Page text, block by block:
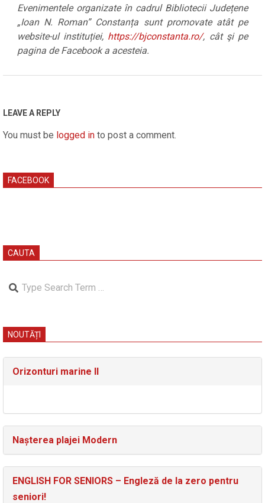
Evenimentele organizate în cadrul Bibliotecii Județene
„Ioan N. Roman” Constanța sunt promovate atât pe
website-ul instituției, https://bjconstanta.ro/, cât şi pe
pagina de Facebook a acesteia.
02
LEAVE A REPLY
You must be logged in to post a comment.
FACEBOOK
CAUTA
Search
NOUTĂȚI
Orizonturi marine II
Nașterea plajei Modern
ENGLISH FOR SENIORS – Engleză de la zero pentru
seniori!